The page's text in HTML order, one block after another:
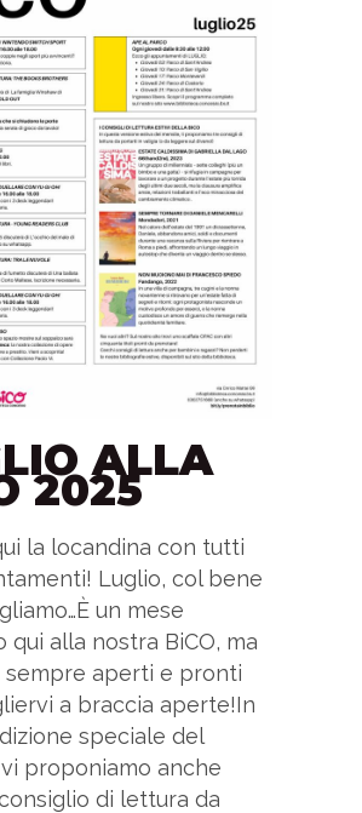
ALLA
2025
la locandina con tutti
Luglio, col bene
un mese
qui alla nostra BiCO, ma
sempre aperti e pronti
a braccia aperte!In
speciale del
proponiamo anche
di lettura da